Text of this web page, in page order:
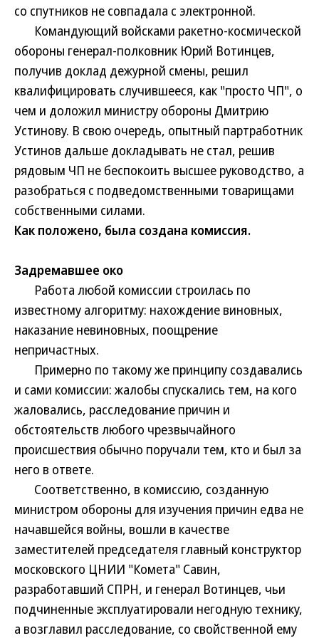
со спутников не совпадала с электронной.
Командующий войсками ракетно-космической
обороны генерал-полковник Юрий Вотинцев,
получив доклад дежурной смены, решил
квалифицировать случившееся, как "просто ЧП", о
чем и доложил министру обороны Дмитрию
Устинову. В свою очередь, опытный партработник
Устинов дальше докладывать не стал, решив
рядовым ЧП не беспокоить высшее руководство, а
разобраться с подведомственными товарищами
собственными силами.
Как положено, была создана комиссия.
Задремавшее око
Работа любой комиссии строилась по
известному алгоритму: нахождение виновных,
наказание невиновных, поощрение
непричастных.
Примерно по такому же принципу создавались
и сами комиссии: жалобы спускались тем, на кого
жаловались, расследование причин и
обстоятельств любого чрезвычайного
происшествия обычно поручали тем, кто и был за
него в ответе.
Соответственно, в комиссию, созданную
министром обороны для изучения причин едва не
начавшейся войны, вошли в качестве
заместителей председателя главный конструктор
московского ЦНИИ "Комета" Савин,
разработавший СПРН, и генерал Вотинцев, чьи
подчиненные эксплуатировали негодную технику,
а возглавил расследование, со свойственной ему